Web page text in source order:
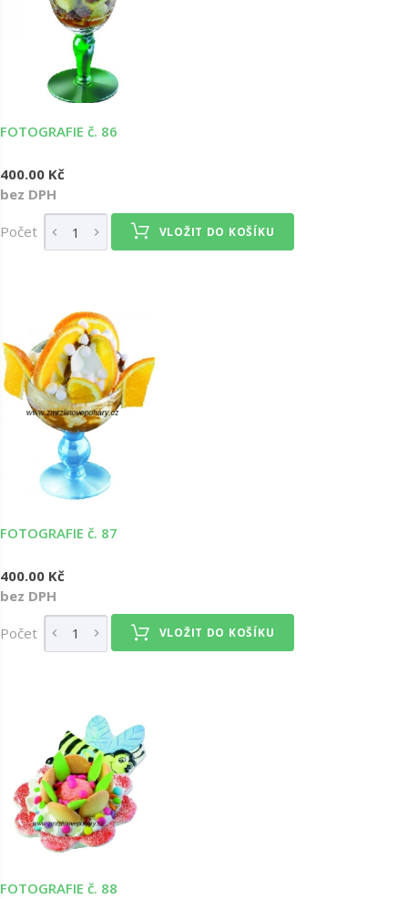
FOTOGRAFIE č. 86
400.00 Kč
bez DPH
Počet VLOŽIT DO KOŠÍKU
FOTOGRAFIE č. 87
400.00 Kč
bez DPH
Počet VLOŽIT DO KOŠÍKU
FOTOGRAFIE č. 88